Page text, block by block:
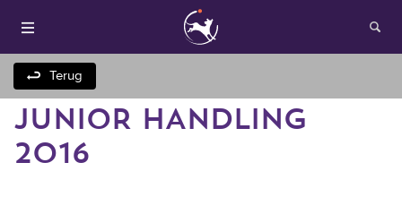
Terug
JUNIOR HANDLING
2016